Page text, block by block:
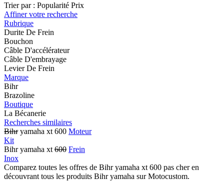
Trier par : Popularité Prix
Affiner votre recherche
Rubrique
Durite De Frein
Bouchon
Câble D'accélérateur
Câble D'embrayage
Levier De Frein
Marque
Bihr
Brazoline
Boutique
La Bécanerie
Recherches similaires
Bihryamaha xt 600 Moteur
Kit
Bihr yamaha xt 600 Frein
Inox
Comparez toutes les offres de Bihr yamaha xt 600 pas cher en
découvrant tous les produits Bihr yamaha sur Motocustom.